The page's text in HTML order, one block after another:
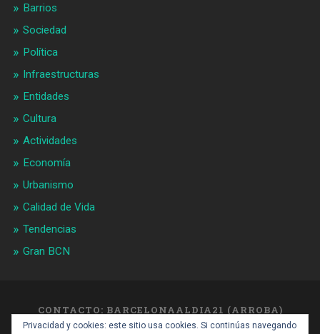
Barrios
Sociedad
Política
Infraestructuras
Entidades
Cultura
Actividades
Economía
Urbanismo
Calidad de Vida
Tendencias
Gran BCN
CONTACTO: BARCELONAALDIA21 (ARROBA)
GMAIL.COM
Privacidad y cookies: este sitio usa cookies. Si continúas navegando